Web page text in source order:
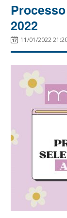
2022
11/01/2022